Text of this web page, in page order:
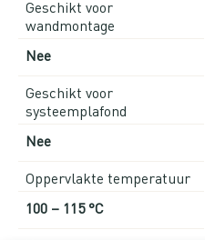
Geschikt voor
wandmontage
Nee
Geschikt voor
systeemplafond
Nee
Oppervlakte temperatuur
100 – 115 °C